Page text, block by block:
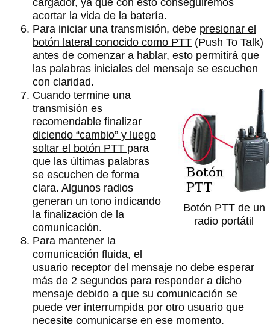
acortar la vida de la batería.
Para iniciar una transmisión, debe presionar el
botón lateral conocido como PTT (Push To Talk)
antes de comenzar a hablar, esto permitirá que
las palabras iniciales del mensaje se escuchen
con claridad.
Botón PTT de un
radio portátil
Cuando termine una
transmisión es
recomendable finalizar
diciendo “cambio” y luego
soltar el botón PTT para
que las últimas palabras
se escuchen de forma
clara. Algunos radios
generan un tono indicando
la finalización de la
comunicación.
Para mantener la
comunicación fluida, el
usuario receptor del mensaje no debe esperar
más de 2 segundos para responder a dicho
mensaje debido a que su comunicación se
puede ver interrumpida por otro usuario que
necesite comunicarse en ese momento.